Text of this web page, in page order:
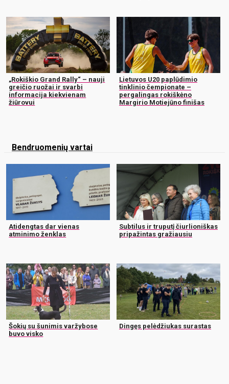
„Rokiškio Grand Rally“ – nauji
greičio ruožai ir svarbi
informacija kiekvienam
žiūrovui
Lietuvos U20 paplūdimio
tinklinio čempionate –
pergalingas rokiškėno
Margirio Motiejūno finišas
Bendruomenių vartai
Atidengtas dar vienas
atminimo ženklas
Subtilus ir truputį čiurlioniškas
pripažintas gražiausiu
Šokių su šunimis varžybose
buvo visko
Dingęs pelėdžiukas surastas